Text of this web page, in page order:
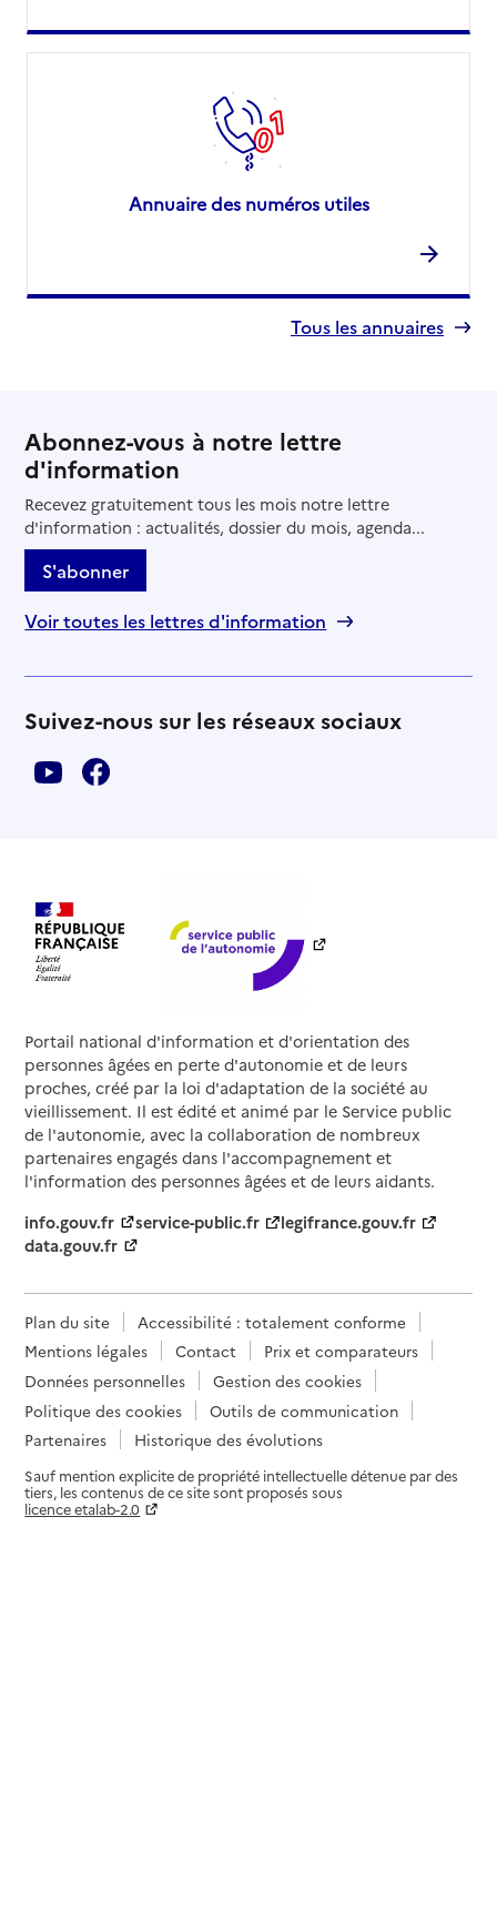
Annuaire des numéros utiles
Tous les annuaires
Abonnez-vous à notre lettre
d'information
Recevez gratuitement tous les mois notre lettre
d'information : actualités, dossier du mois, agenda...
S'abonner
Voir toutes les lettres d'information
Suivez-nous sur les réseaux sociaux
Portail national d'information et d'orientation des
personnes âgées en perte d'autonomie et de leurs
proches, créé par la loi d'adaptation de la société au
vieillissement. Il est édité et animé par le Service public
de l'autonomie, avec la collaboration de nombreux
partenaires engagés dans l'accompagnement et
l'information des personnes âgées et de leurs aidants.
info.gouv.fr
service-public.fr
legifrance.gouv.fr
data.gouv.fr
Plan du site
Accessibilité : totalement conforme
Mentions légales
Contact
Prix et comparateurs
Données personnelles
Gestion des cookies
Politique des cookies
Outils de communication
Partenaires
Historique des évolutions
Sauf mention explicite de propriété intellectuelle détenue par des
tiers, les contenus de ce site sont proposés sous
licence etalab-2.0